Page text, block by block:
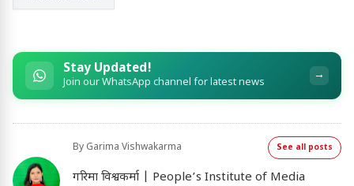
Stay Updated!
Join our WhatsApp channel for latest news →
By Garima Vishwakarma See all posts
गरिमा विश्वकर्मा | People’s Institute of Media